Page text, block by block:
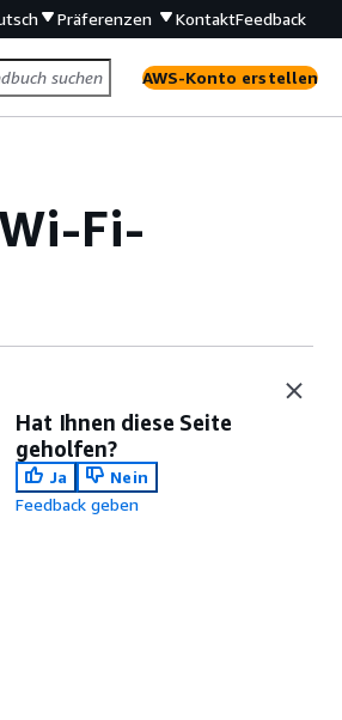
Präferenzen KontaktFeedback
AWS-Konto erstellen
Fi-
Hat Ihnen diese Seite
geholfen?
Ja
Nein
Feedback geben